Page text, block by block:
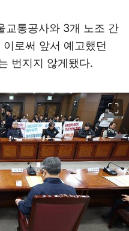
교통공사와 3개 노조 간
로써 앞서 예고했던
번지지 않게됐다.